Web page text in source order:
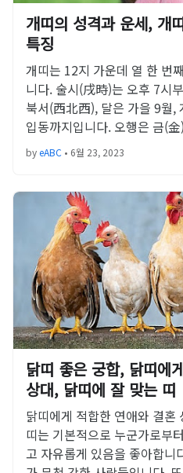
개띠의 성격과 운세, 개
특징
개띠는 12지 가운데 열 한 번
니다. 술시(戌時)는 오후 7시
북서(西北西), 달은 가을 9월,
입동까지입니다. 오행은 금(
byeABC • 6월 23, 2023
닭띠 좋은 궁합, 닭띠에
상대, 닭띠에 잘 맞는 띠
닭띠에게 적합한 연애와 결혼
띠는 기본적으로 누군가로부
고 자유롭게 있음을 좋아합